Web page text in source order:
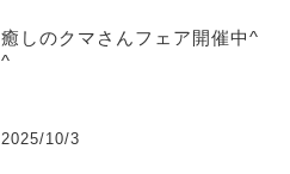
癒しのクマさんフェア開催中^
^
2025/10/3